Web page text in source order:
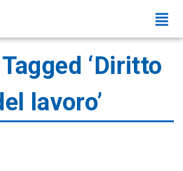
‘Diritto
lavoro’